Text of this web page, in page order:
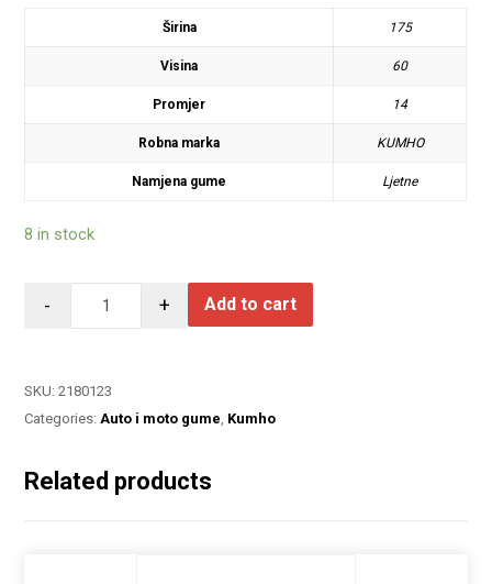
Širina 175
Visina 60
Promjer 14
Robna marka KUMHO
Namjena gume Ljetne
8 in stock
- + Add to cart
SKU:2180123
Categories:Auto i moto gume, Kumho
Related products